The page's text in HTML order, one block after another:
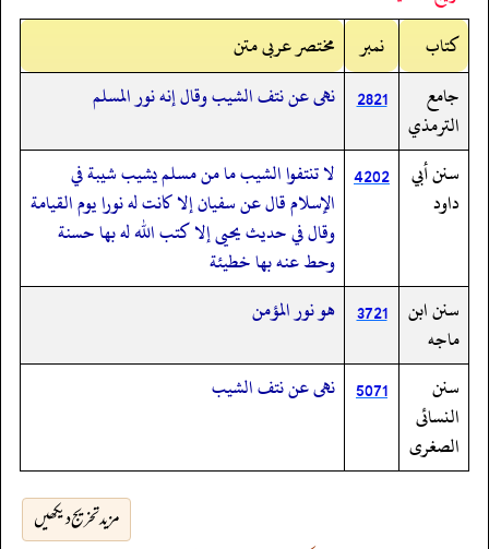
کتاب
نمبر
مختصر عربی متن
جامع
الترمذي
2821 نهى عن نتف الشيب وقال إنه نور المسلم
سنن أبي
داود
4202 لا تنتفوا الشيب ما من مسلم يشيب شيبة في
الإسلام قال عن سفيان إلا كانت له نورا يوم القيامة
وقال في حديث يحيى إلا كتب الله له بها حسنة
وحط عنه بها خطيئة
سنن ابن
ماجه
3721 هو نور المؤمن
سنن
النسائى
الصغرى
5071 نهى عن نتف الشيب
مزید تخریج دیکھیں